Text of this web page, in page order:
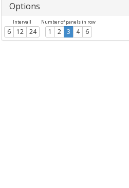
Options
Intervall
6 12 24
Number of panels in row
1 2 3 4 6